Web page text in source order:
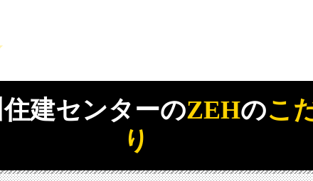
建センターのZEHのこ
り